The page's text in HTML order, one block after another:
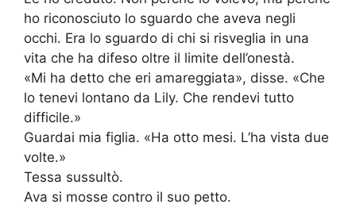
ho riconosciuto lo sguardo che aveva negli
occhi. Era lo sguardo di chi si risveglia in una
vita che ha difeso oltre il limite dell’onestà.
«Mi ha detto che eri amareggiata», disse. «Che
lo tenevi lontano da Lily. Che rendevi tutto
difficile.»
Guardai mia figlia. «Ha otto mesi. L’ha vista due
volte.»
Tessa sussultò.
Ava si mosse contro il suo petto.